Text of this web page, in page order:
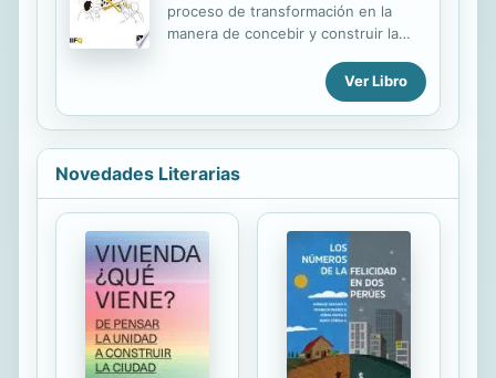
de obras en el ambito de la
arquitectura. Se distribuye en 11
diferentes temas. Los tres primeros
son de presentacion, nomenclatura
caracteristicas,...
proceso de transformación en la
manera de concebir y construir la
establece como prioritarios los
objetivos de desarrollo sostenible, la
inclusión de equipos
ciudadana, a través de los cuales
ambiental, económica y social. Esta
edición presenta cómo “escuchar y
transformar la ciudad” desde la
reflexión teórica y la exposición de
distintos casos de estudio sobre
nuevos modelos urbanísticos y
arquitectónicos asociados a tres
escalas...
Ver Libro
Novedades Literarias